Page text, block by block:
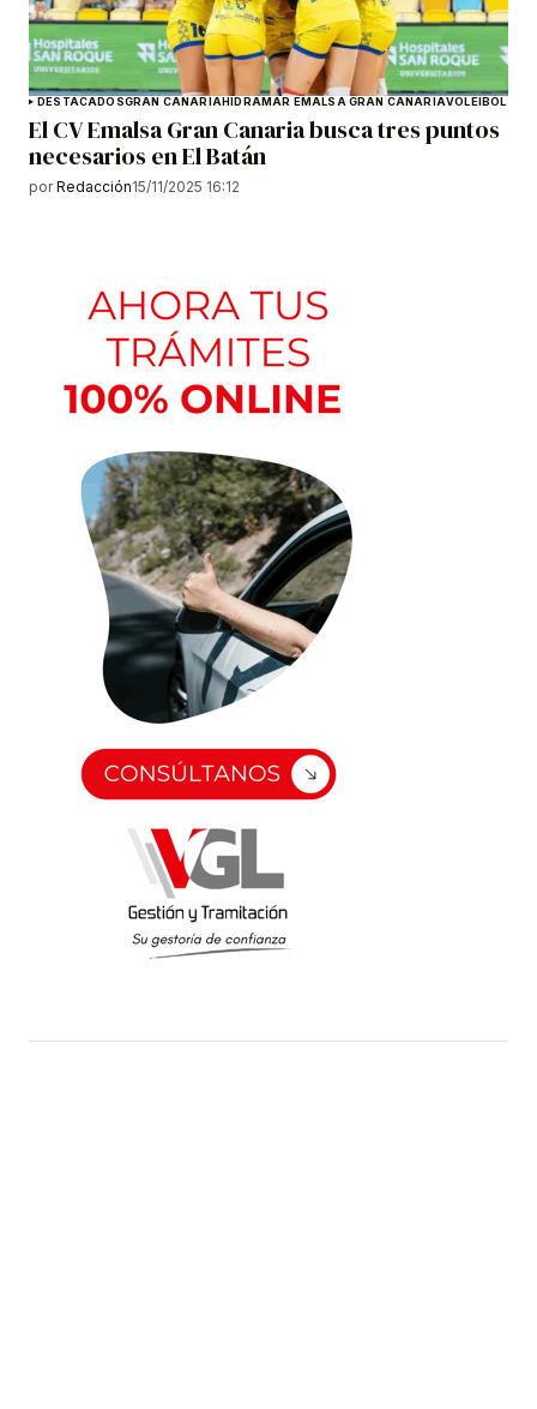
DESTACADOSGRAN CANARIAHIDRAMAR EMALSA GRAN CANARIAVOLEIBOL
El CV Emalsa Gran Canaria busca tres puntos
necesarios en El Batán
por Redacción15/11/2025 16:12